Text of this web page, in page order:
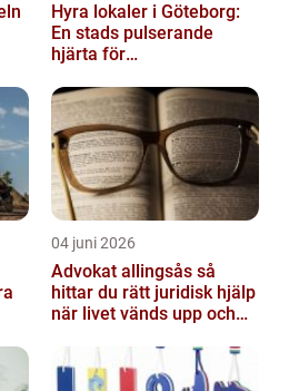
Hyra lokaler i Göteborg:
En stads pulserande
hjärta för
04 juni 2026
Advokat allingsås så
hittar du rätt juridisk hjälp
när livet vänds upp och